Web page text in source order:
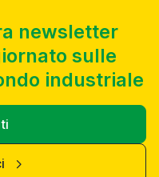
newsletter
sulle
industriale